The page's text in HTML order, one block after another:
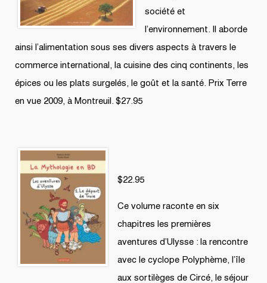
société et
l’environnement. Il aborde
ainsi l’alimentation sous ses divers aspects à travers le
commerce international, la cuisine des cinq continents, les
épices ou les plats surgelés, le goût et la santé. Prix Terre
en vue 2009, à Montreuil. $27.95
$22.95
Ce volume raconte en six
chapitres les premières
aventures d’Ulysse : la rencontre
avec le cyclope Polyphème, l’île
aux sortilèges de Circé, le séjour